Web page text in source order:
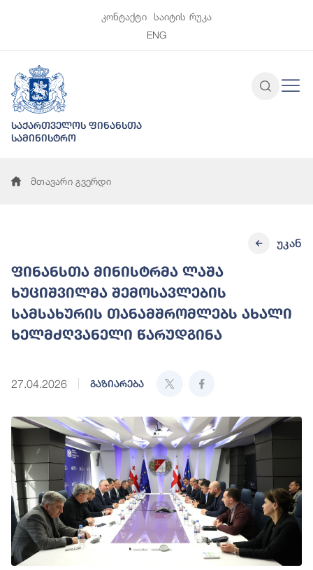
კონტაქტი
საიტის რუკა
ENG
საქართველოს ფინანსთა
სამინისტრო
მთავარი გვერდი
ფინანსთა მინისტრმა ლაშა
ხუციშვილმა შემოსავლების
სამსახურის თანამშრომლებს ახალი
ხელმძღვანელი წარუდგინა
27.04.2026 გაზიარება
უკან